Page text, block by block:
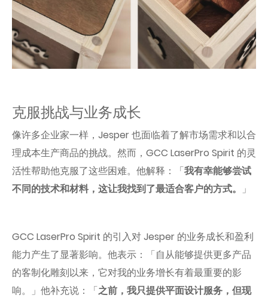
克服挑战与业务成长
像许多企业家一样，Jesper 也面临着了解市场需求和以合
理成本生产商品的挑战。然而，GCC LaserPro Spirit 的灵
活性帮助他克服了这些困难。他解释：「我有幸能够尝试
不同的技术和材料，这让我找到了最适合客户的方式。
」
GCC LaserPro Spirit 的引入对 Jesper 的业务成长和盈利
能力产生了显著影响。他表示：「自从能够提供更多产品
的客制化雕刻以来，它对我的业务增长有着最重要的影
响。」他补充说：「之前，我只提供平面设计服务，但现